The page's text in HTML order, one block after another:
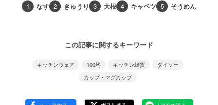
1 なす 2 きゅうり 3 大根 4 キャベツ 5 そうめん
この記事に関するキーワード
キッチンウェア 100均 キッチン雑貨
ダイソー
カップ・マグカップ